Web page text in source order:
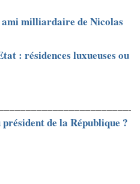
milliardaire de Nicolas
: résidences luxueuses ou
de la République ?